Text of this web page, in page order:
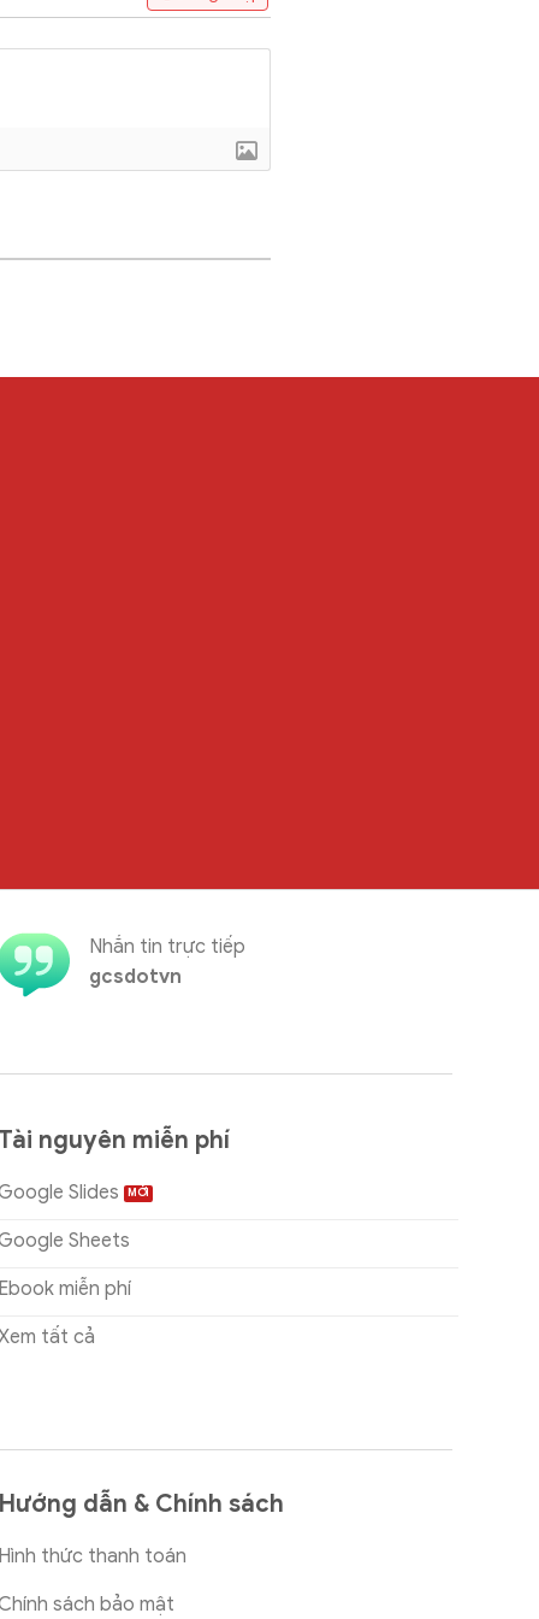
Nhắn tin trực tiếp
gcsdotvn
Tài nguyên miễn phí
Slides
Sheets
Ebook miễn phí
tất cả
Hướng dẫn & Chính sách
Hình thức thanh toán
sách bảo mật